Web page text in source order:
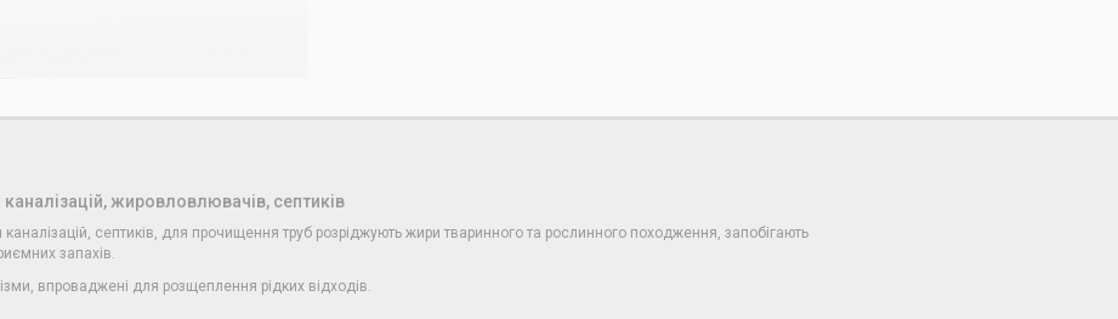
жировловлювачів, септиків
септиків, для прочищення труб розріджують жири тваринного та рослинного походження, запобігають
запахів.
впроваджені для розщеплення рідких відходів.